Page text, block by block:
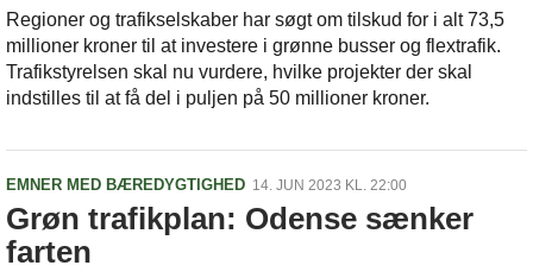
Regioner og trafikselskaber har søgt om tilskud for i alt 73,5
millioner kroner til at investere i grønne busser og flextrafik.
Trafikstyrelsen skal nu vurdere, hvilke projekter der skal
indstilles til at få del i puljen på 50 millioner kroner.
EMNER MED BÆREDYGTIGHED 14. JUN 2023 KL. 22:00
Grøn trafikplan: Odense sænker
farten